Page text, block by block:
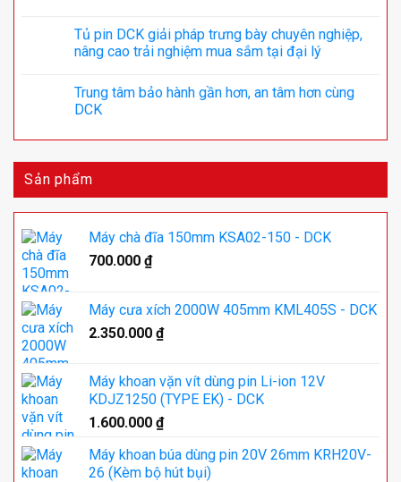
Tủ pin DCK giải pháp trưng bày chuyên nghiệp,
nâng cao trải nghiệm mua sắm tại đại lý
Trung tâm bảo hành gần hơn, an tâm hơn cùng
DCK
Sản phẩm
Máy chà đĩa 150mm KSA02-150 - DCK
700.000 ₫
Máy cưa xích 2000W 405mm KML405S - DCK
2.350.000 ₫
Máy khoan vặn vít dùng pin Li-ion 12V
KDJZ1250 (TYPE EK) - DCK
1.600.000 ₫
Máy khoan búa dùng pin 20V 26mm KRH20V-
26 (Kèm bộ hút bụi)